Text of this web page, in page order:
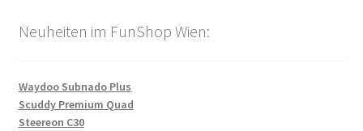
Neuheiten im FunShop Wien:
Waydoo Subnado Plus
Scuddy Premium Quad
Steereon C30